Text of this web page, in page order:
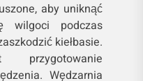
aby uniknąć
wilgoci podczas
kiełbasie.
Wędzarnia